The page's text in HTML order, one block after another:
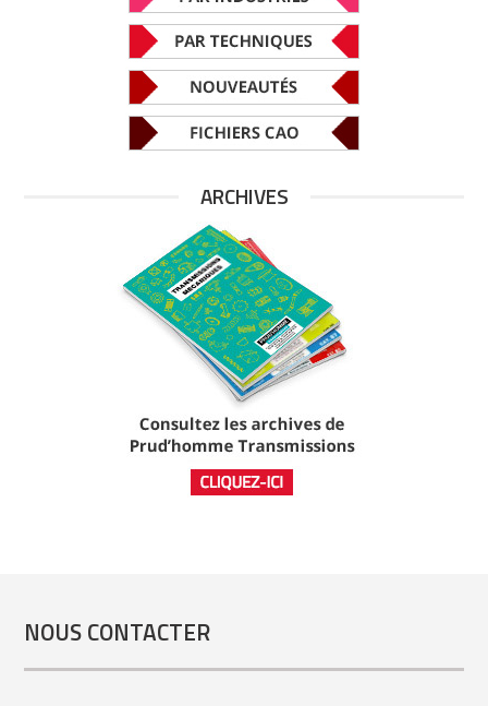
ARCHIVES
NOUS CONTACTER